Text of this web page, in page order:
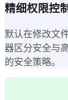
精细权限控制
默认在修改文
器区分安全与
的安全策略。